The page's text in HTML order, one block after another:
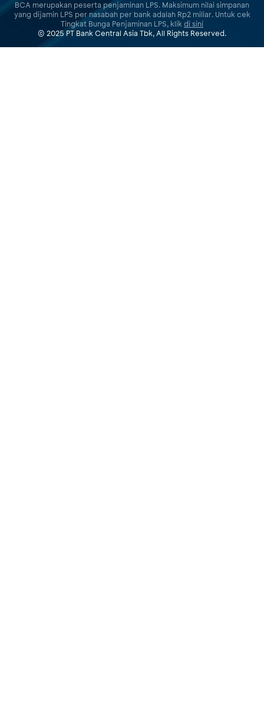
BCA merupakan peserta penjaminan LPS. Maksimum nilai simpanan
yang dijamin LPS per nasabah per bank adalah Rp2 miliar. Untuk cek
Tingkat Bunga Penjaminan LPS, klik di sini
© 2025 PT Bank Central Asia Tbk, All Rights Reserved.